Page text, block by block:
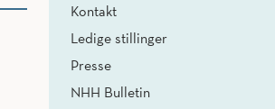
Kontakt
Ledige stillinger
Presse
NHH Bulletin